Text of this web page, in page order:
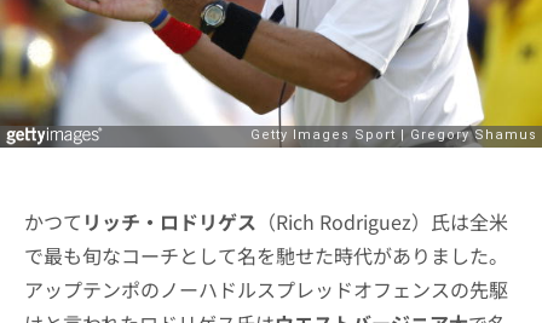
かつて リッチ・ロドリゲス （Rich Rodriguez）氏は全米
で最も旬なコーチとして名を馳せた時代がありました。
アップテンポのノーハドルスプレッドオフェンスの先駆